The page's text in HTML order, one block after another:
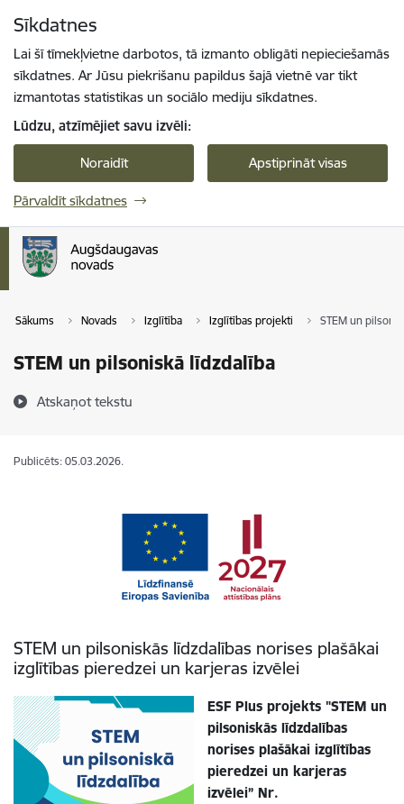
Sīkdatnes
Lai šī tīmekļvietne darbotos, tā izmanto obligāti nepieciešamās
sīkdatnes. Ar Jūsu piekrišanu papildus šajā vietnē var tikt
izmantotas statistikas un sociālo mediju sīkdatnes.
Lūdzu, atzīmējiet savu izvēli:
Noraidīt Apstiprināt visas
Pārvaldīt sīkdatnes
Sākums Novads Izglītība Izglītības projekti STEM un
STEM un pilsoniskā līdzdalība
Atskaņot tekstu
Publicēts: 05.03.2026.
STEM un pilsoniskās līdzdalības norises plašākai
izglītības pieredzei un karjeras izvēlei
ESF Plus projekts "STEM un
pilsoniskās līdzdalības
norises plašākai izglītības
pieredzei un karjeras
izvēlei” Nr.